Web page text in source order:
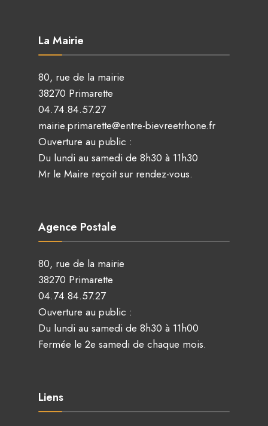
La Mairie
80, rue de la mairie
38270 Primarette
04.74.84.57.27
mairie.primarette@entre-bievreetrhone.fr
Ouverture au public :
Du lundi au samedi de 8h30 à 11h30
Mr le Maire reçoit sur rendez-vous.
Agence Postale
80, rue de la mairie
38270 Primarette
04.74.84.57.27
Ouverture au public :
Du lundi au samedi de 8h30 à 11h00
Fermée le 2e samedi de chaque mois.
Liens